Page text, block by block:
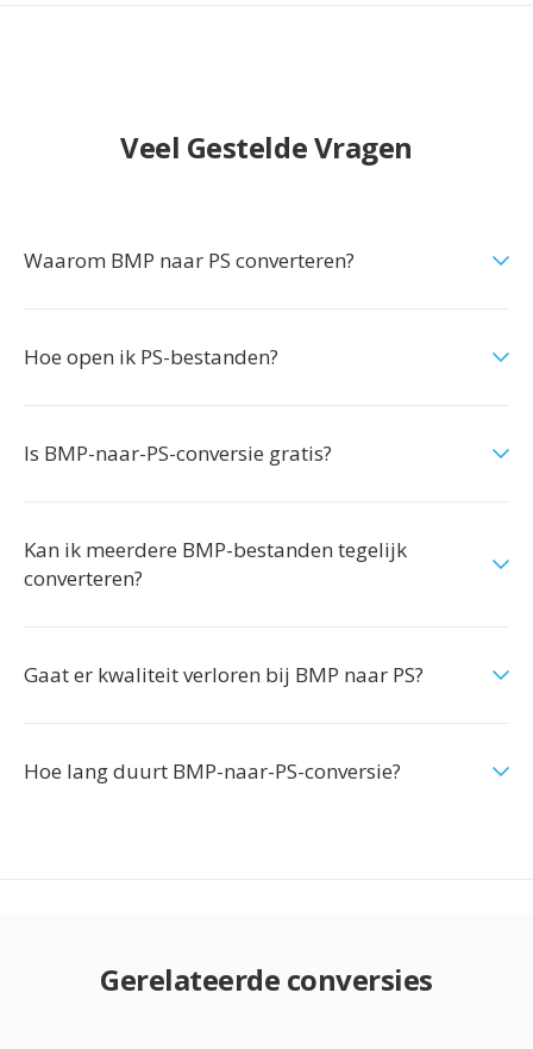
Veel Gestelde Vragen
Waarom BMP naar PS converteren?
Hoe open ik PS-bestanden?
Is BMP-naar-PS-conversie gratis?
Kan ik meerdere BMP-bestanden tegelijk
converteren?
Gaat er kwaliteit verloren bij BMP naar PS?
Hoe lang duurt BMP-naar-PS-conversie?
Gerelateerde conversies